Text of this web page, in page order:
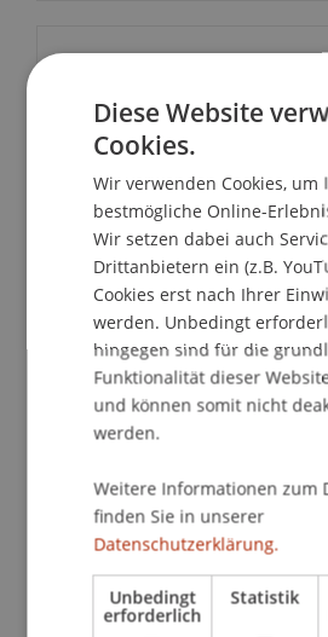
School/Professur:
MSc in Entrepreneurship und
"In Order to see what works,
see what doesn't work"
meet Cheryl Edison in
"BUILDING INNOVATION"
merging
Entrepreneurship &
Topics / Themen:
Upcycling /Innovation
Developming Global Business
How to implement
Key elements for startup
Diese Website
Cookies.
Wir verwenden Cookies, um
bestmögliche Online-
Wir setzen dabei auch
Drittanbietern ein (z.B.
Cookies erst nach Ihrer
werden. Unbedingt
hingegen sind für die
Funktionalität dieser
und können somit nicht
werden.
Weitere Informationen zum
finden Sie in unserer
Datenschutzerklärung.
Unbedingt
erforderlich
Statistik